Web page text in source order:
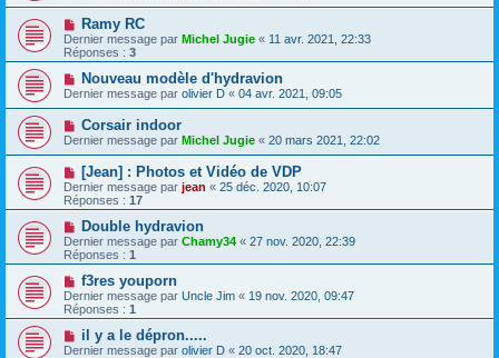
Ramy RC
Dernier message par Michel Jugie « 11 avr. 2021, 22:33
Réponses : 3
Nouveau modèle d'hydravion
Dernier message par olivier D « 04 avr. 2021, 09:05
Corsair indoor
Dernier message par Michel Jugie « 20 mars 2021, 22:02
[Jean] : Photos et Vidéo de VDP
Dernier message par jean « 25 déc. 2020, 10:07
Réponses : 17
Double hydravion
Dernier message par Chamy34 « 27 nov. 2020, 22:39
Réponses : 1
f3res youporn
Dernier message par Uncle Jim « 19 nov. 2020, 09:47
Réponses : 1
il y a le dépron.....
Dernier message par olivier D « 20 oct. 2020, 18:47